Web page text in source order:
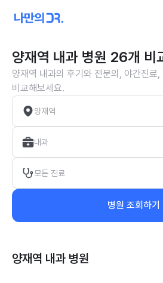
양재역 내과 병원 26개
양재역 내과의 후기와 전문의, 야간진료
비교해보세요.
양재역
내과
모든 진료
병원 조회하기
양재역 내과 병원